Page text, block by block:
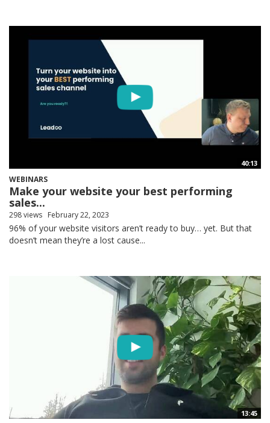
40:13
WEBINARS
Make your website your best performing
sales...
298 views February 22, 2023
96% of your website visitors aren’t ready to buy… yet. But that
doesn’t mean they’re a lost cause...
13:45